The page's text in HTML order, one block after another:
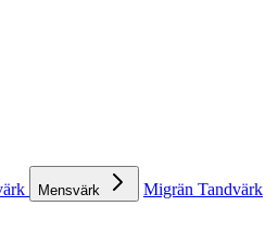
Mensvärk Migrän Tandvärk